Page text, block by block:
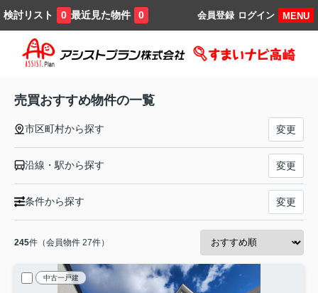
検討リスト 0 最近見た物件 0 MENU
ログイン
会員登録
売買おすすめ物件の一覧
市区町村から探す 変更
沿線・駅から探す 変更
条件から探す 変更
245件（会員物件 27件）
中古一戸建